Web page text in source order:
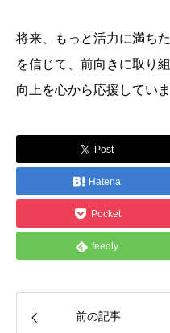
将来、もっと活力に満ち
を信じて、前向きに取り
向上を心から応援していま
Post
Hatena
Pocket
feedly
前の記事